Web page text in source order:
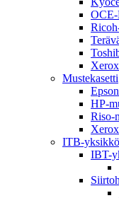
Mustekasetti
HP-
Riso-
ITB-
IBT-